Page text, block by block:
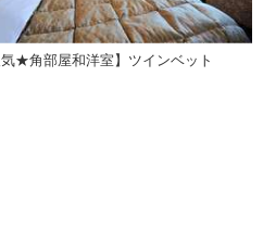
★角部屋和洋室】ツインベット